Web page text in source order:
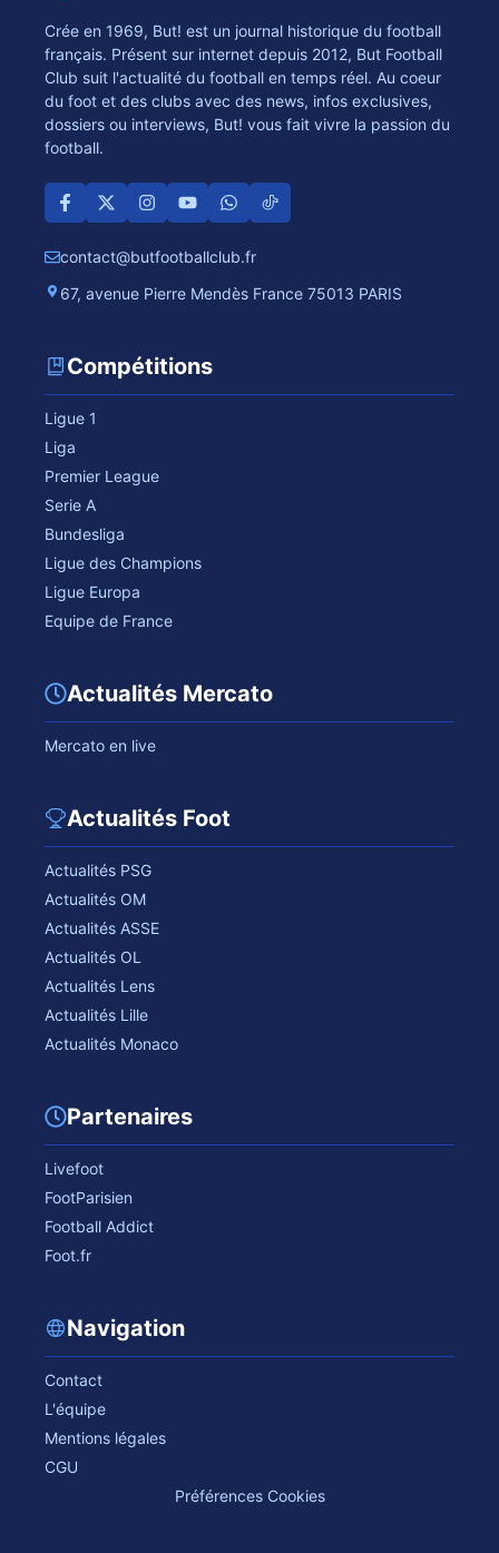
Crée en 1969, But! est un journal historique du football
français. Présent sur internet depuis 2012, But Football
Club suit l'actualité du football en temps réel. Au coeur
du foot et des clubs avec des news, infos exclusives,
dossiers ou interviews, But! vous fait vivre la passion du
football.
contact@butfootballclub.fr
67, avenue Pierre Mendès France 75013 PARIS
Compétitions
Ligue 1
Liga
Premier League
Serie A
Bundesliga
Ligue des Champions
Ligue Europa
Equipe de France
Actualités Mercato
Mercato en live
Actualités Foot
Actualités PSG
Actualités OM
Actualités ASSE
Actualités OL
Actualités Lens
Actualités Lille
Actualités Monaco
Partenaires
Livefoot
FootParisien
Football Addict
Foot.fr
Navigation
Contact
L'équipe
Mentions légales
CGU
Préférences Cookies